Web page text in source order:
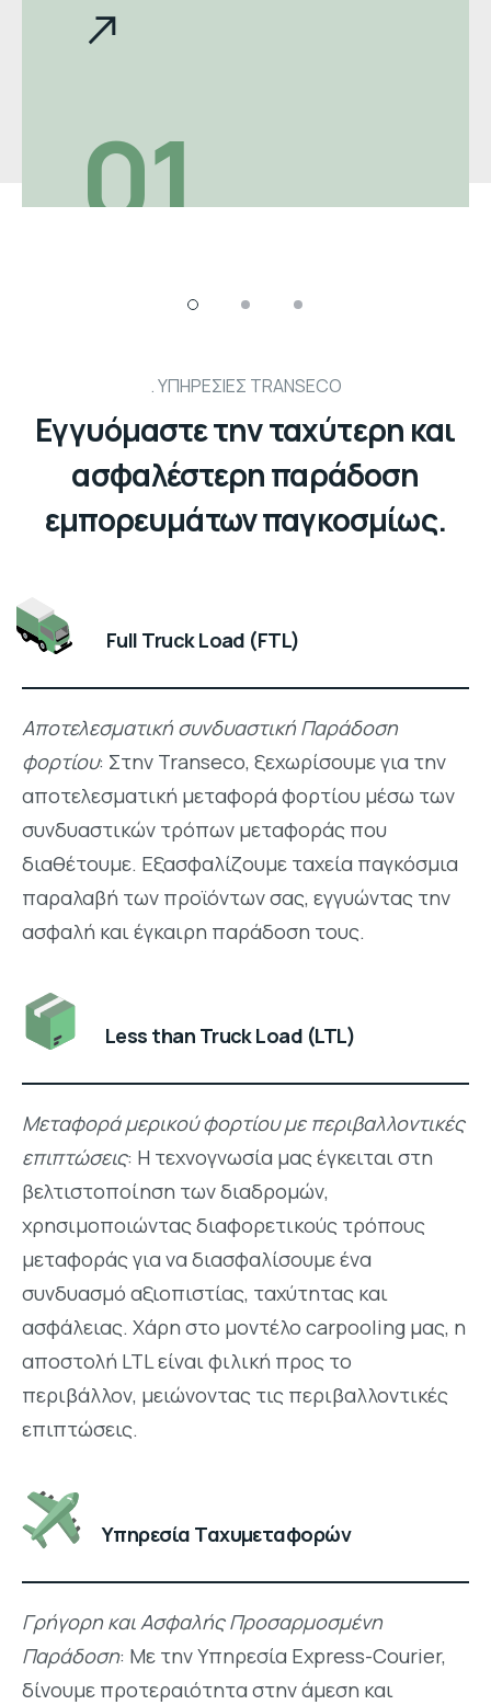
01
ΥΠΗΡΕΣΙΕΣ TRANSECO
Εγγυόμαστε την ταχύτερη και
ασφαλέστερη παράδοση
εμπορευμάτων παγκοσμίως.
Full Truck Load (FTL)
Αποτελεσματική συνδυαστική Παράδοση
φορτίου: Στην Transeco, ξεχωρίσουμε για την
αποτελεσματική μεταφορά φορτίου μέσω των
συνδυαστικών τρόπων μεταφοράς που
διαθέτουμε. Εξασφαλίζουμε ταχεία παγκόσμια
παραλαβή των προϊόντων σας, εγγυώντας την
ασφαλή και έγκαιρη παράδοση τους.
Less than Truck Load (LTL)
Μεταφορά μερικού φορτίου με περιβαλλοντικές
επιπτώσεις: Η τεχνογνωσία μας έγκειται στη
βελτιστοποίηση των διαδρομών,
χρησιμοποιώντας διαφορετικούς τρόπους
μεταφοράς για να διασφαλίσουμε ένα
συνδυασμό αξιοπιστίας, ταχύτητας και
ασφάλειας. Χάρη στο μοντέλο carpooling μας, η
αποστολή LTL είναι φιλική προς το
περιβάλλον, μειώνοντας τις περιβαλλοντικές
επιπτώσεις.
Υπηρεσία Ταχυμεταφορών
Γρήγορη και Ασφαλής Προσαρμοσμένη
Παράδοση: Με την Υπηρεσία Express-Courier,
δίνουμε προτεραιότητα στην άμεση και